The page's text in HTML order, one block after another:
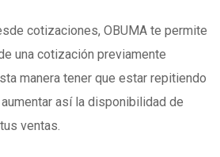
cotizaciones, OBUMA te permite
una cotización previamente
manera tener que estar repitiendo
así la disponibilidad de
ventas.